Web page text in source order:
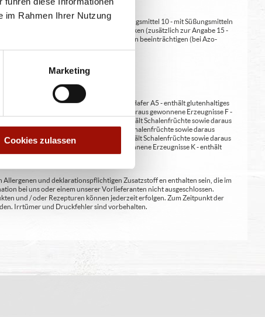
im Rahmen Ihrer Nutzung
Marketing
Cookies zulassen
en (bei Fleischerzeugnissen) 9 - mit Süßungsmittel 10 - mit Süßungsmitteln
bei übermäßigem Verzehr abführend wirken (zusätzlich zur Angabe 15 -
Aktivität und Aufmerksamkeit bei Kindern beeinträchtigen (bei Azo-
A4 - enthält glutenhaltiges Getreide / Hafer A5 - enthält glutenhaltiges
Erzeugnisse E - enthält Erdnüsse und daraus gewonnene Erzeugnisse F -
daraus gewonnene Erzeugnisse H1 - enthält Schalenfrüchte sowie daraus
Erzeugnisse / Walnüsse H4 - enthält Schalenfrüchte sowie daraus
Erzeugnisse / Paranüsse H7 - enthält Schalenfrüchte sowie daraus
J - enthält Senf und daraus gewonnene Erzeugnisse K - enthält
und deklarationspflichtigen Zusatzstoff en enthalten sein, die im
bei uns oder einem unserer Vorlieferanten nicht ausgeschlossen.
und / oder Rezepturen können jederzeit erfolgen. Zum Zeitpunkt der
Irrtümer und Druckfehler sind vorbehalten.